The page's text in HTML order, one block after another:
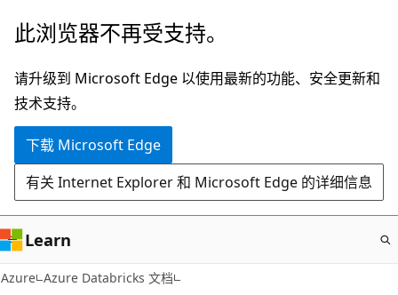
跳
主
要
内
此浏览器不再受支持。
请升级到 Microsoft Edge 以使用最新的功能、安全更新和
技术支持。
下载 Microsoft Edge
有关 Internet Explorer 和 Microsoft Edge 的详细信息
Learn
Azure Azure Databricks 文档